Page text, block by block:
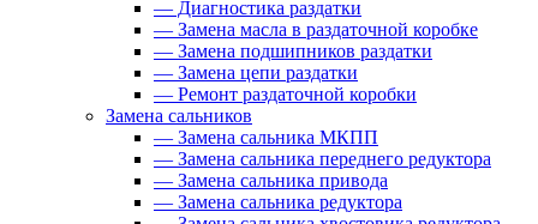
— Диагностика раздатки
— Замена масла в раздаточной коробке
— Замена подшипников раздатки
— Замена цепи раздатки
— Ремонт раздаточной коробки
Замена сальников
— Замена сальника МКПП
— Замена сальника переднего редуктора
— Замена сальника привода
— Замена сальника редуктора